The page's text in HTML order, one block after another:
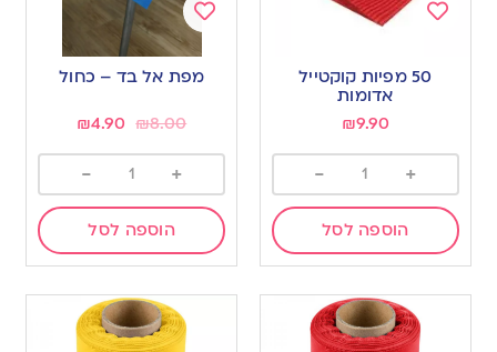
wishlist
50 מפיות קוקטייל
אדומות
₪9.90
+
-
הוספה לסל
Add
wishlist
מפת אל בד – כחול
₪8.00
₪4.90
+
-
הוספה לסל